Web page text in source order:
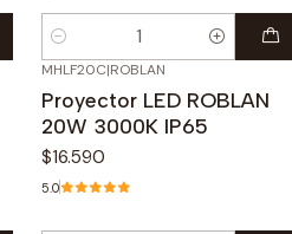
Cantidad
MHLF20C|ROBLAN
Proyector LED ROBLAN
20W 3000K IP65
$16.590
5.0